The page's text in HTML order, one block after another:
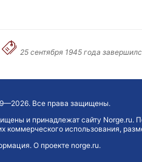
25 сентября 1945 года
Все права защищены.
и принадлежат сайту Norge.ru.
коммерческого использования,
. О проекте norge.ru.